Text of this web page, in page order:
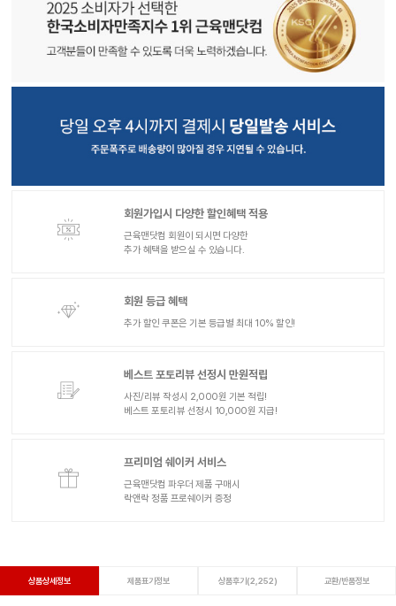
회원가입시 다양한 할인혜택 적용
근육맨닷컴 회원이 되시면 다양한
추가 혜택을 받으실 수 있습니다.
회원 등급 혜택
추가 할인 쿠폰은 기본 등급별 최대 10% 할인!
베스트 포토리뷰 선정시 만원적립
사진/리뷰 작성시 2,000원 기본 적립!
베스트 포토리뷰 선정시 10,000원 지급!
프리미엄 쉐이커 서비스
근육맨닷컴 파우더 제품 구매시
락앤락 정품 프로쉐이커 증정
상품상세정보 제품표기정보 상품후기(2,252) 교환/반품정보